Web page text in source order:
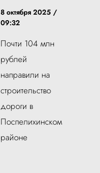
8 октября 2025 /
09:32
Почти 104 млн
рублей
направили на
строительство
дороги в
Поспелихинском
районе